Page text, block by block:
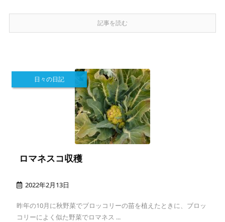
記事を読む
ロマネスコ収穫
2022年2月13日
日々の日記
昨年の10月に秋野菜でブロッコリーの苗を植えたときに、ブロッ
コリーによく似た野菜でロマネス ...